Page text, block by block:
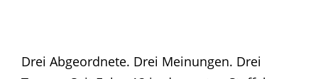
Drei Abgeordnete. Drei Meinungen. Drei